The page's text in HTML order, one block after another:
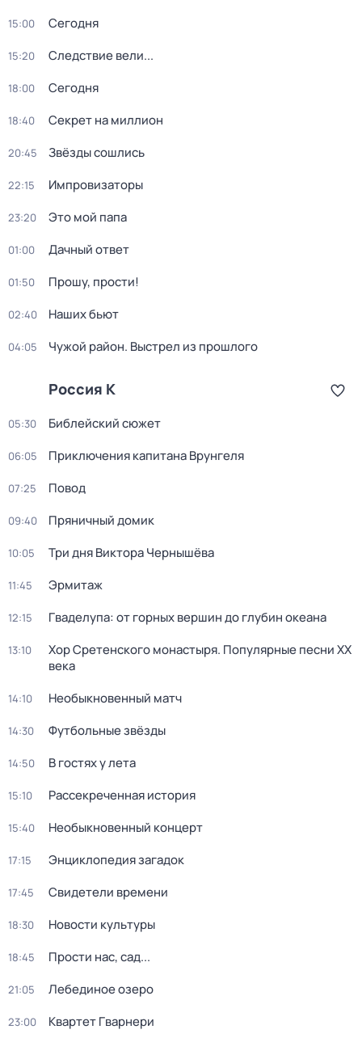
15:00 Сегодня
15:20 Следствие вели...
18:00 Сегодня
18:40 Секрет на миллион
20:45 Звёзды сошлись
22:15 Импровизаторы
23:20 Это мой папа
01:00 Дачный ответ
01:50 Прошу, прости!
02:40 Наших бьют
04:05 Чужой район. Выстрел из прошлого
Россия К
05:30 Библейский сюжет
06:05 Приключения капитана Врунгеля
07:25 Повод
09:40 Пряничный домик
10:05 Три дня Виктора Чернышёва
11:45 Эрмитаж
12:15 Гваделупа: от горных вершин до глубин океана
13:10
Хор Сретенского монастыря. Популярные песни XX
века
14:10 Необыкновенный матч
14:30 Футбольные звёзды
14:50 В гостях у лета
15:10 Рассекреченная история
15:40 Необыкновенный концерт
17:15 Энциклопедия загадок
17:45 Свидетели времени
18:30 Новости культуры
18:45 Прости нас, сад...
21:05 Лебединое озеро
23:00 Квартет Гварнери